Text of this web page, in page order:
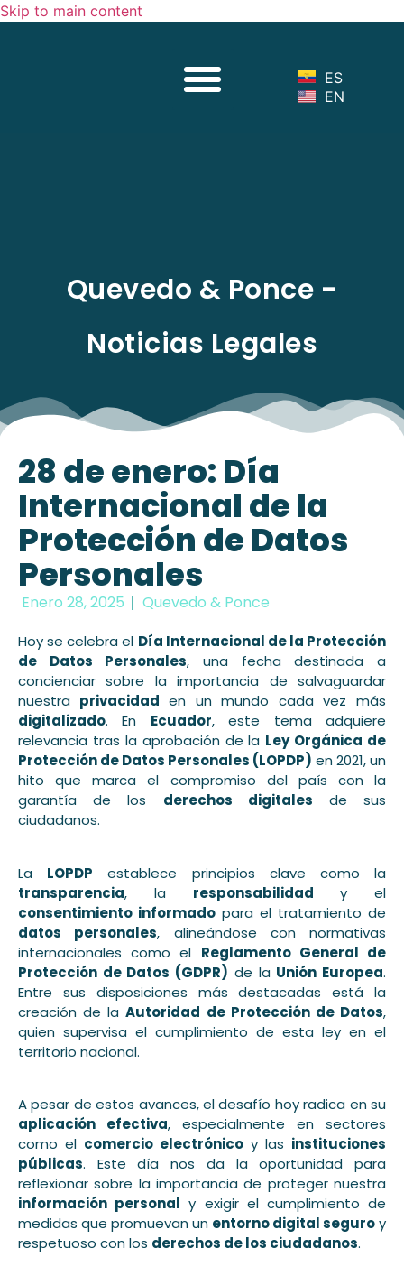
Skip to main content
ES
EN
Quevedo & Ponce -
Noticias Legales
28 de enero: Día
Internacional de la
Protección de Datos
Personales
Enero 28, 2025 Quevedo & Ponce
Hoy se celebra el Día Internacional de la Protección
de Datos Personales, una fecha destinada a
concienciar sobre la importancia de salvaguardar
nuestra privacidad en un mundo cada vez más
digitalizado. En Ecuador, este tema adquiere
relevancia tras la aprobación de la Ley Orgánica de
Protección de Datos Personales (LOPDP) en 2021, un
hito que marca el compromiso del país con la
garantía de los derechos digitales de sus
ciudadanos.
La LOPDP establece principios clave como la
transparencia, la responsabilidad y el
consentimiento informado para el tratamiento de
datos personales, alineándose con normativas
internacionales como el Reglamento General de
Protección de Datos (GDPR) de la Unión Europea.
Entre sus disposiciones más destacadas está la
creación de laAutoridad de Protección de Datos,
quien supervisa el cumplimiento de esta ley en el
territorio nacional.
A pesar de estos avances, el desafío hoy radica en su
aplicación efectiva, especialmente en sectores
como el comercio electrónico y las instituciones
públicas. Este día nos da la oportunidad para
reflexionar sobre la importancia de proteger nuestra
información personal y exigir el cumplimiento de
medidas que promuevan un entorno digital seguroy
respetuoso con los derechos de los ciudadanos.